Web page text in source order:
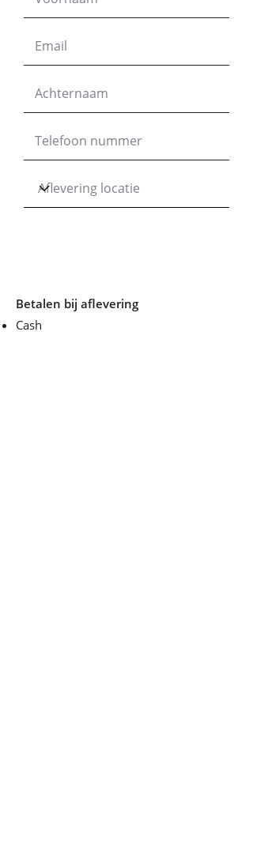
Betalen bij aflevering
Cash